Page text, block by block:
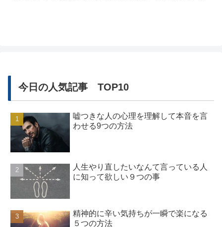
今日の人気記事 TOP10
嘘つきな人の心理を理解して本音を言
わせる9つの方法
人生やり直したいなんて言っている人
に知って欲しい９つの事
精神的に辛い気持ちが一瞬で楽になる
５つの方法